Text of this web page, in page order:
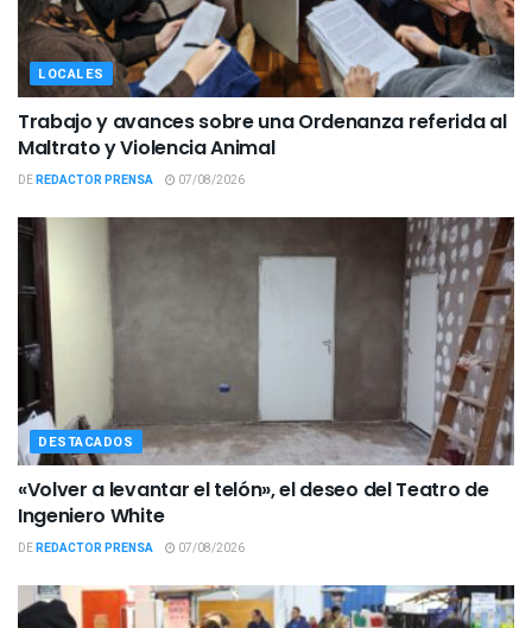
LOCALES
Trabajo y avances sobre una Ordenanza referida al
Maltrato y Violencia Animal
DEREDACTOR PRENSA 07/08/2026
DESTACADOS
«Volver a levantar el telón», el deseo del Teatro de
Ingeniero White
DEREDACTOR PRENSA 07/08/2026